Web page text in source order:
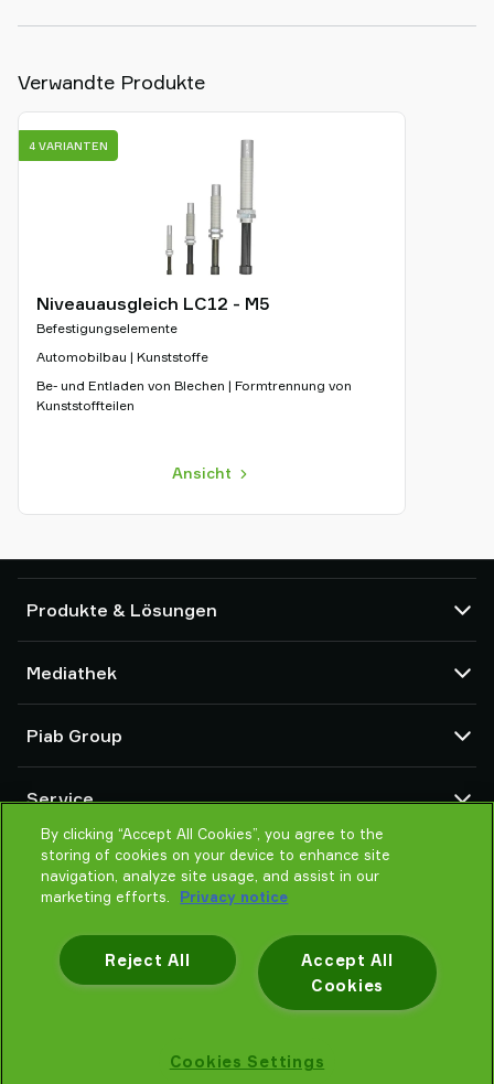
Verwandte Produkte
Niveauausgleich LC12 - M5
Befestigungselemente
Automobilbau | Kunststoffe
Be- und Entladen von Blechen | Formtrennung von
Kunststoffteilen
Ansicht
4 VARIANTEN
Produkte & Lösungen
Saugnäpfe und Soft-Gripper
Komponenten des Robot End Of Arm Tooling (EOAT)
Roboter- und Cobot-Greiflösungen
System- und Lösungszubehör
Vakuumförderer für Pulver und Schüttgut
Mediathek
Produktkonfigurator
Allgemeine Verkaufsbedingungen
Datenschutzrichtlinie
Piab Group
Globale Organisation
Verhaltenskodex
Neuheiten
Karrieren
Service
Kontakt
Partner Netzwerk
Auswahlhilfe
By clicking “Accept All Cookies”, you agree to the
storing of cookies on your device to enhance site
navigation, analyze site usage, and assist in our
marketing efforts.
Privacy notice
Accept All
Cookies
Reject All
Cookies Settings